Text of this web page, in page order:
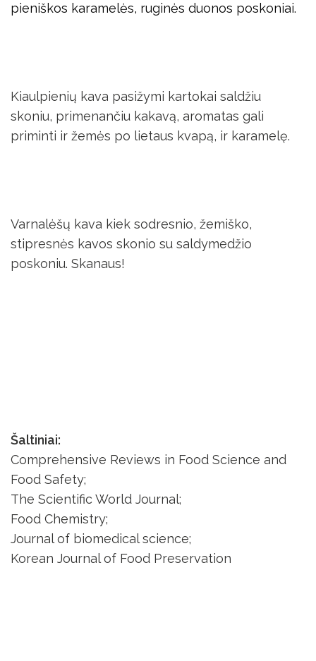
pieniškos karamelės, ruginės duonos poskoniai.
Kiaulpienių kava pasižymi kartokai saldžiu
skoniu, primenančiu kakavą, aromatas gali
priminti ir žemės po lietaus kvapą, ir karamelę.
Varnalėšų kava kiek sodresnio, žemiško,
stipresnės kavos skonio su saldymedžio
poskoniu. Skanaus!
Šaltiniai:
Comprehensive Reviews in Food Science and
Food Safety;
The Scientific World Journal;
Food Chemistry;
Journal of biomedical science;
Korean Journal of Food Preservation